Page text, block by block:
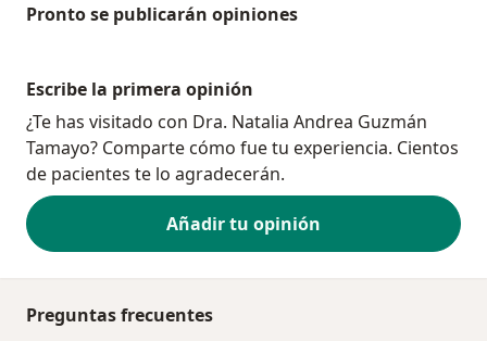
Pronto se publicarán opiniones
Escribe la primera opinión
¿Te has visitado con Dra. Natalia Andrea Guzmán
Tamayo? Comparte cómo fue tu experiencia. Cientos
de pacientes te lo agradecerán.
Añadir tu opinión
Preguntas frecuentes